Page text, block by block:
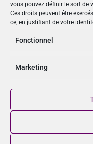
vous pouvez définir le sort de
Ces droits peuvent être
ce, en justifiant de votre
Fonctionnel
Marketing
Le Cefcys et son
Le Cyber Women Day (10)
Les femmes dans la cyber
Les publications du Cefcys (7)
Sensibilisation (1)
NOUVEAU